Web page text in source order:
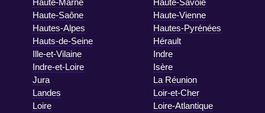
Haute-Marne
Haute-Savoie
Haute-Saône
Haute-Vienne
Hautes-Alpes
Hautes-Pyrénées
Hauts-de-Seine
Hérault
Ille-et-Vilaine
Indre
Indre-et-Loire
Isère
Jura
La Réunion
Landes
Loir-et-Cher
Loire
Loire-Atlantique